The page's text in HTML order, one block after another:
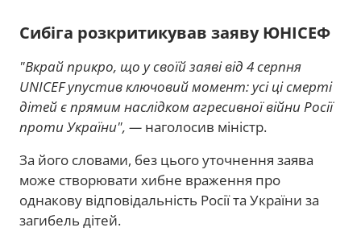
Сибіга розкритикував заяву ЮНІСЕФ
"Вкрай прикро, що у своїй заяві від 4 серпня
UNICEF упустив ключовий момент: усі ці смерті
дітей є прямим наслідком агресивної війни Росії
проти України", — наголосив міністр.
За його словами, без цього уточнення заява
може створювати хибне враження про
однакову відповідальність Росії та України за
загибель дітей.